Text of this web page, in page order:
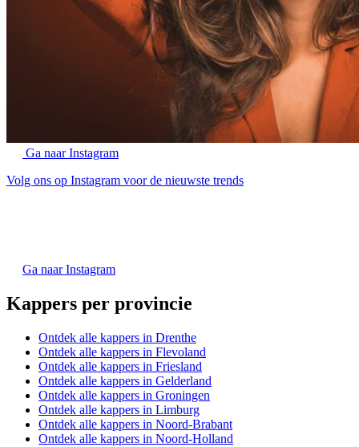
Ga naar Instagram
Volg ons op Instagram voor de nieuwste trends
Ga naar Instagram
Kappers per provincie
Ontdek alle kappers in Drenthe
Ontdek alle kappers in Flevoland
Ontdek alle kappers in Friesland
Ontdek alle kappers in Gelderland
Ontdek alle kappers in Groningen
Ontdek alle kappers in Limburg
Ontdek alle kappers in Noord-Brabant
Ontdek alle kappers in Noord-Holland